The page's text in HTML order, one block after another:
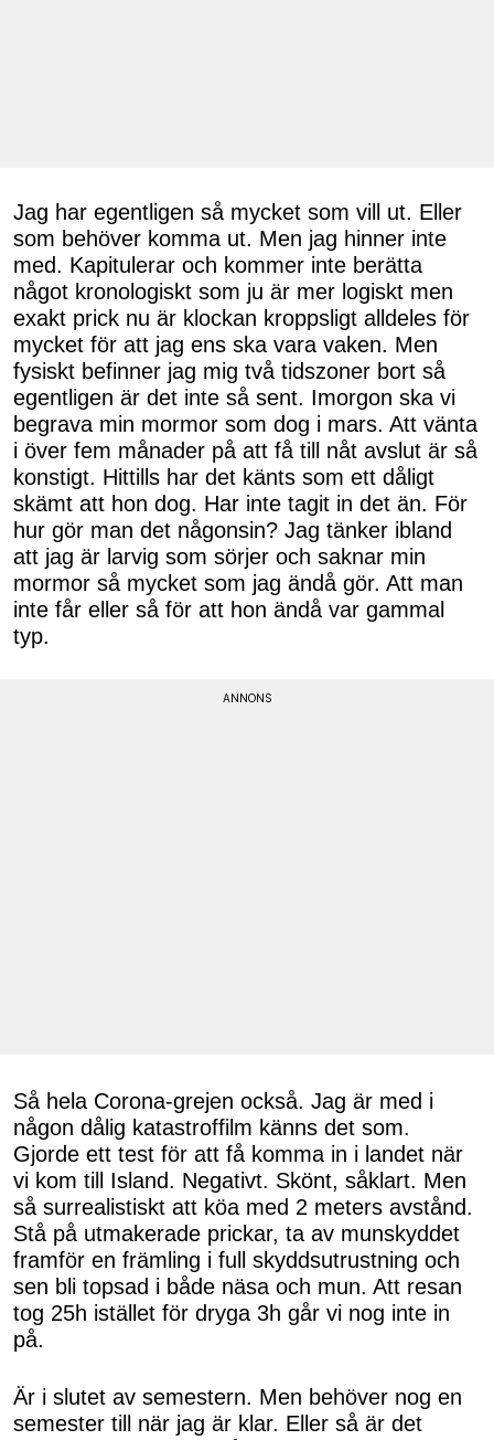
Jag har egentligen så mycket som vill ut. Eller
som behöver komma ut. Men jag hinner inte
med. Kapitulerar och kommer inte berätta
något kronologiskt som ju är mer logiskt men
exakt prick nu är klockan kroppsligt alldeles för
mycket för att jag ens ska vara vaken. Men
fysiskt befinner jag mig två tidszoner bort så
egentligen är det inte så sent. Imorgon ska vi
begrava min mormor som dog i mars. Att vänta
i över fem månader på att få till nåt avslut är så
konstigt. Hittills har det känts som ett dåligt
skämt att hon dog. Har inte tagit in det än. För
hur gör man det någonsin? Jag tänker ibland
att jag är larvig som sörjer och saknar min
mormor så mycket som jag ändå gör. Att man
inte får eller så för att hon ändå var gammal
typ.
Så hela Corona-grejen också. Jag är med i
någon dålig katastroffilm känns det som.
Gjorde ett test för att få komma in i landet när
vi kom till Island. Negativt. Skönt, såklart. Men
så surrealistiskt att köa med 2 meters avstånd.
Stå på utmakerade prickar, ta av munskyddet
framför en främling i full skyddsutrustning och
sen bli topsad i både näsa och mun. Att resan
tog 25h istället för dryga 3h går vi nog inte in
på.
Är i slutet av semestern. Men behöver nog en
semester till när jag är klar. Eller så är det